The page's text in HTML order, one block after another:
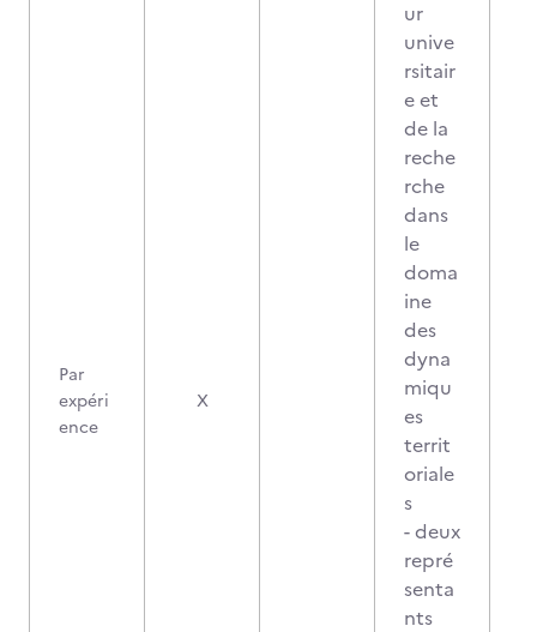
Par
expéri
ence
X
ur
unive
rsitair
e et
de la
reche
rche
dans
le
doma
ine
des
dyna
miqu
es
territ
oriale
s
- deux
repré
senta
nts